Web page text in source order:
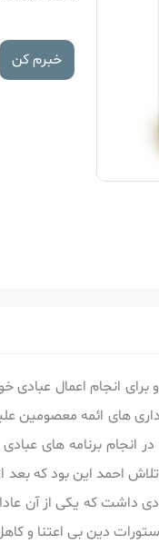
خبرم کن
برای انجام اعمال
های ائمه معصومین
برنامه های عبادی
احمد این بود که بعد
داشت که یکی از آن
دین بی اعتنا و